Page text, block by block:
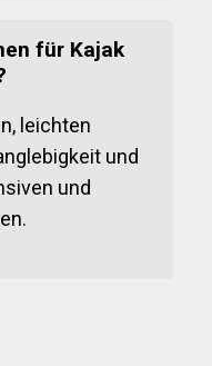
für Kajak
leichten
und
und